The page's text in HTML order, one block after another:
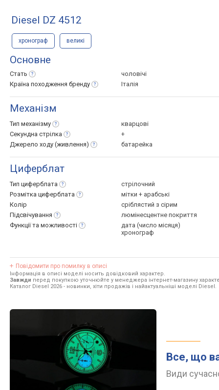
Diesel DZ 4512
хронограф великі
Основне
Стать
чоловічі
Країна походження бренду Італія
Механізм
Тип механізму
кварцові
Секундна стрілка
+
Джерело ходу (живлення) батарейка
Циферблат
Тип циферблата
стрілочний
Розмітка циферблата
мітки + арабські
Колір
сріблястий з сірим
Підсвічування
люмінесцентне покриття
Функції та можливості
дата (число місяця)
хронограф
Повідомити про помилку в описі
Інформація в описі моделі носить довідковий характер.
Завжди перед покупкою уточнюйте у менеджера інтернет-магазину
Каталог Diesel 2026 - новинки, хіти продажів і найактуальніші моделі Diesel.
Все, що
Види